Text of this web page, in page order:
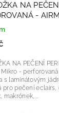
NA
-
NA PEČENÍ
laminátovým jádrem.
pro pečení eclairs,
makrónek,...